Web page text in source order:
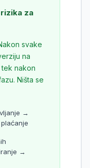
za
svake
na
nakon
Ništa se
→
→